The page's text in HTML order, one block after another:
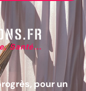
pour un